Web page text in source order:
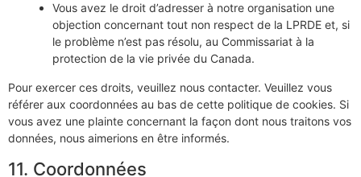
Vous avez le droit d’adresser à notre organisation une
objection concernant tout non respect de la LPRDE et, si
le problème n’est pas résolu, au Commissariat à la
protection de la vie privée du Canada.
Pour exercer ces droits, veuillez nous contacter. Veuillez vous
référer aux coordonnées au bas de cette politique de cookies. Si
vous avez une plainte concernant la façon dont nous traitons vos
données, nous aimerions en être informés.
11. Coordonnées